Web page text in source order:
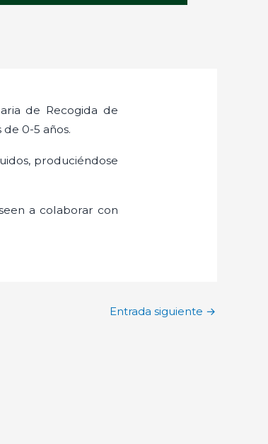
de Recogida de
0-5 años.
produciéndose
a colaborar con
Entrada siguiente →